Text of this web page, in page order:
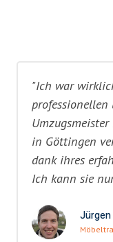
"Ich war
professionellen
in Göttingen
dank ihres
Ich kann sie
Jürgen